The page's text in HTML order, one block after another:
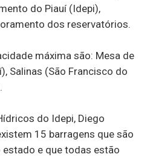
do Piauí (Idepi),
dos reservatórios.
máxima são: Mesa de
Salinas (São Francisco do
do Idepi, Diego
15 barragens que são
e que todas estão